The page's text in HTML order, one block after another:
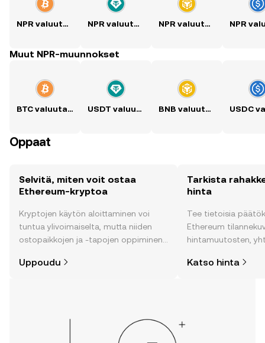
NPR valuutaksi BTC NPR valuutaksi USDT NPR valuutaksi BNB
Muut NPR-muunnokset
BTC valuutaksi NPR USDT valuutaksi NPR BNB valuutaksi NPR
Oppaat
Selvitä, miten voit ostaa
Ethereum-kryptoa
Kryptojen käytön aloittaminen voi
tuntua ylivoimaiselta, mutta niiden
ostopaikkojen ja -tapojen oppiminen
matkasi OKX:n mobiilisovelluksessa
Uppoudu
Tarkista
hinta
Tee tietoisia
Ethereum
hintamuutosten,
Katso hinta